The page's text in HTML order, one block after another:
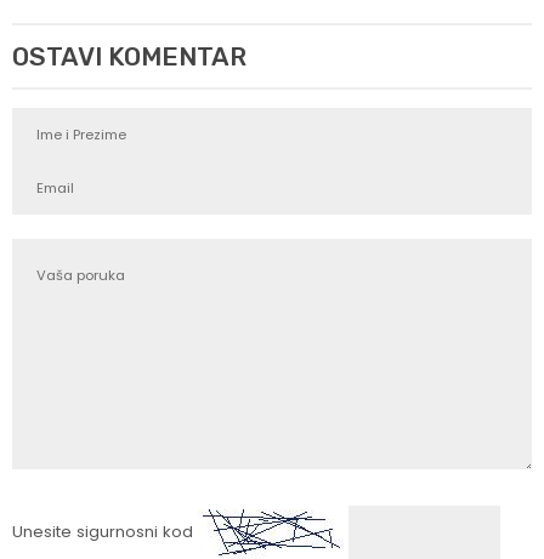
OSTAVI KOMENTAR
Unesite sigurnosni kod